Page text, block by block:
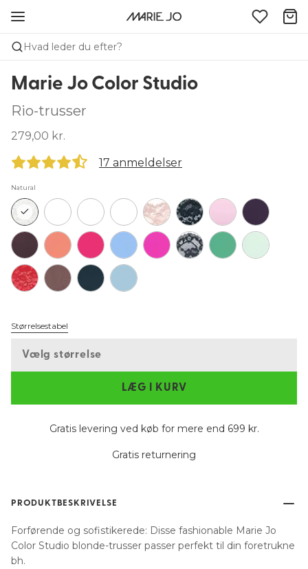
Hvad leder du efter?
Marie Jo Color Studio
Rio-trusser
279,00 kr.
17 anmeldelser
Natural
Størrelsestabel
Vælg størrelse
LÆG I KURV
Gratis levering ved køb for mere end 699 kr.
Gratis returnering
PRODUKTBESKRIVELSE
Forførende og sofistikerede: Disse fashionable Marie Jo
Color Studio blonde-trusser passer perfekt til din foretrukne
bh.